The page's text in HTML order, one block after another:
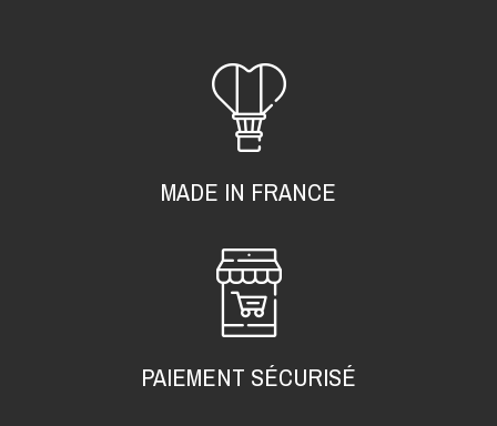
MADE IN FRANCE
PAIEMENT SÉCURISÉ